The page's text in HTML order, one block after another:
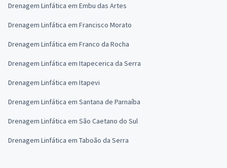
Drenagem Linfática em Embu das Artes
Drenagem Linfática em Francisco Morato
Drenagem Linfática em Franco da Rocha
Drenagem Linfática em Itapecerica da Serra
Drenagem Linfática em Itapevi
Drenagem Linfática em Santana de Parnaíba
Drenagem Linfática em São Caetano do Sul
Drenagem Linfática em Taboão da Serra